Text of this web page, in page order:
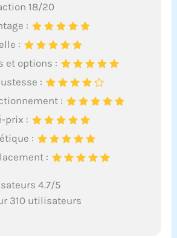
18/20
:
:
et options :
:
:
prix :
:
:
4.7/5
310 utilisateurs